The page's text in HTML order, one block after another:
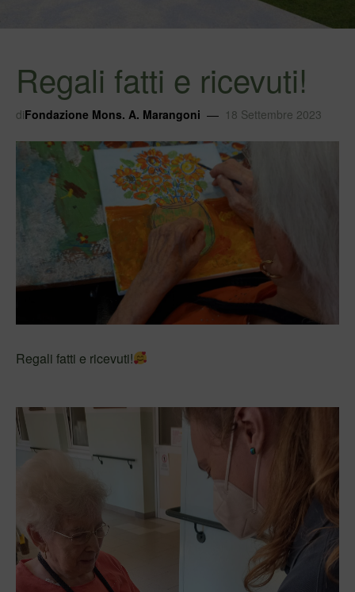
Regali fatti e ricevuti!
diFondazione Mons. A. Marangoni 18 Settembre 2023
Regali fatti e ricevuti!